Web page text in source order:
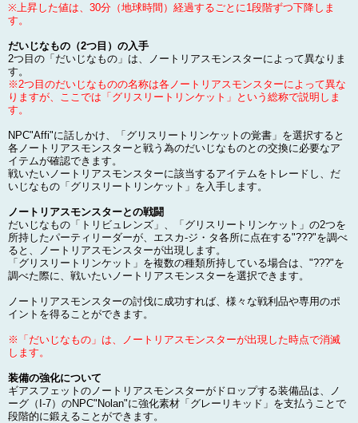
※上昇した値は、30分（地球時間）経過するごとに1段階ずつ下降しま
す。
だいじなもの（2つ目）の入手
2つ目の「だいじなもの」は、ノートリアスモンスターによって異なりま
す。
※2つ目のだいじなものの名称は各ノートリアスモンスターによって異な
りますが、ここでは「グリスリートリンケット」という総称で説明しま
す。
NPC"Affi"に話しかけ、「グリスリートリンケットの覚書」を選択すると
各ノートリアスモンスターと戦う為のだいじなものとの交換に必要なア
イテムが確認できます。
戦いたいノートリアスモンスターに該当するアイテムをトレードし、だ
いじなもの「グリスリートリンケット」を入手します。
ノートリアスモンスターとの戦闘
だいじなもの「トリビュレンズ」、「グリスリートリンケット」の2つを
所持したパーティリーダーが、エスカ-ジ・タ各所に点在する"???"を調べ
ると、ノートリアスモンスターが出現します。
「グリスリートリンケット」を複数の種類所持している場合は、"???"を
調べた際に、戦いたいノートリアスモンスターを選択できます。
ノートリアスモンスターの討伐に成功すれば、様々な戦利品や専用のポ
イントを得ることができます。
※「だいじなもの」は、ノートリアスモンスターが出現した時点で消滅
します。
装備の強化について
ギアスフェットのノートリアスモンスターがドロップする装備品は、ノ
ーグ（I-7）のNPC"Nolan"に強化素材「グレーリキッド」を支払うことで
段階的に鍛えることができます。